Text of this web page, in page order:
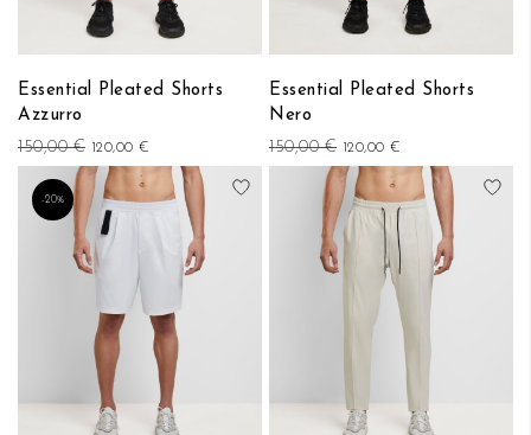
Essential Pleated Shorts
Azzurro
150,00 € 120,00 €
Essential Pleated Shorts
Nero
150,00 € 120,00 €
-20%
Aggiungi alla lista desideri